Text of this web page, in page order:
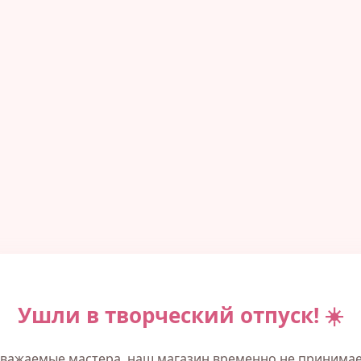
Ушли в творческий отпуск! ☀️